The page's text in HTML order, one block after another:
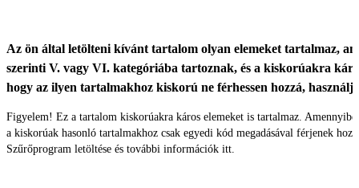
Az ön által letölteni kívánt tartalom olyan elemeket tartalmaz,
szerinti V. vagy VI. kategóriába tartoznak, és a kiskorúakra
hogy az ilyen tartalmakhoz kiskorú ne férhessen hozzá,
Figyelem! Ez a tartalom kiskorúakra káros elemeket is tartalmaz.
a kiskorúak hasonló tartalmakhoz csak egyedi kód megadásával férjenek
Szűrőprogram letöltése és további információk itt.